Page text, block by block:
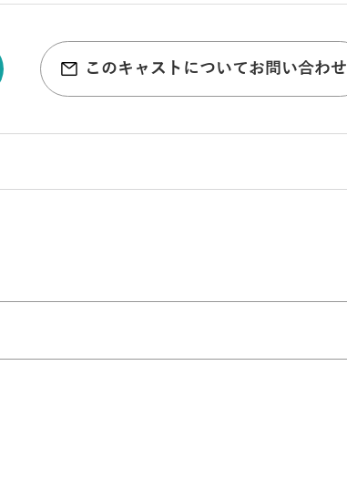
このキャストについてお問い合わせ